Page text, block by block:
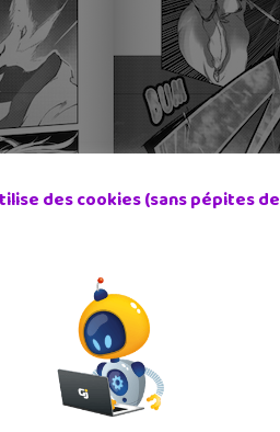
des cookies (sans pépites de